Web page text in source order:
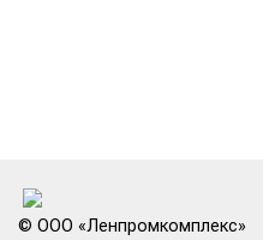
© ООО «Ленпромкомплекс»